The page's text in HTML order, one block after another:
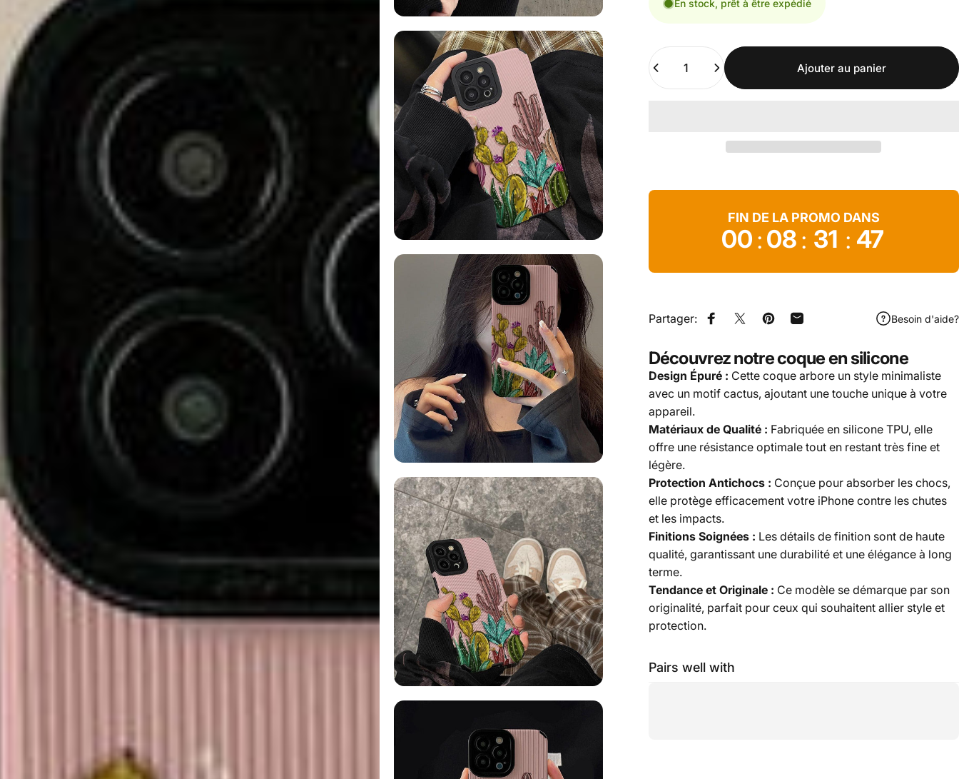
En stock, prêt à être expédié
Quantité
Ajouter au panier
FIN DE LA PROMO DANS
00:08: 31 : 45
Partager: Partager sur Facebook
Tweeter sur Twitter
Épingler sur Pinterest
Partager par EmailBesoin d'aide?
Découvrez notre coque en silicone
Design Épuré : Cette coque arbore un style minimaliste
avec un motif cactus, ajoutant une touche unique à votre
appareil.
Matériaux de Qualité : Fabriquée en silicone TPU, elle
offre une résistance optimale tout en restant très fine et
légère.
Protection Antichocs : Conçue pour absorber les chocs,
elle protège efficacement votre iPhone contre les chutes
et les impacts.
Finitions Soignées : Les détails de finition sont de haute
qualité, garantissant une durabilité et une élégance à long
terme.
Tendance et Originale : Ce modèle se démarque par son
originalité, parfait pour ceux qui souhaitent allier style et
protection.
Pairs well with